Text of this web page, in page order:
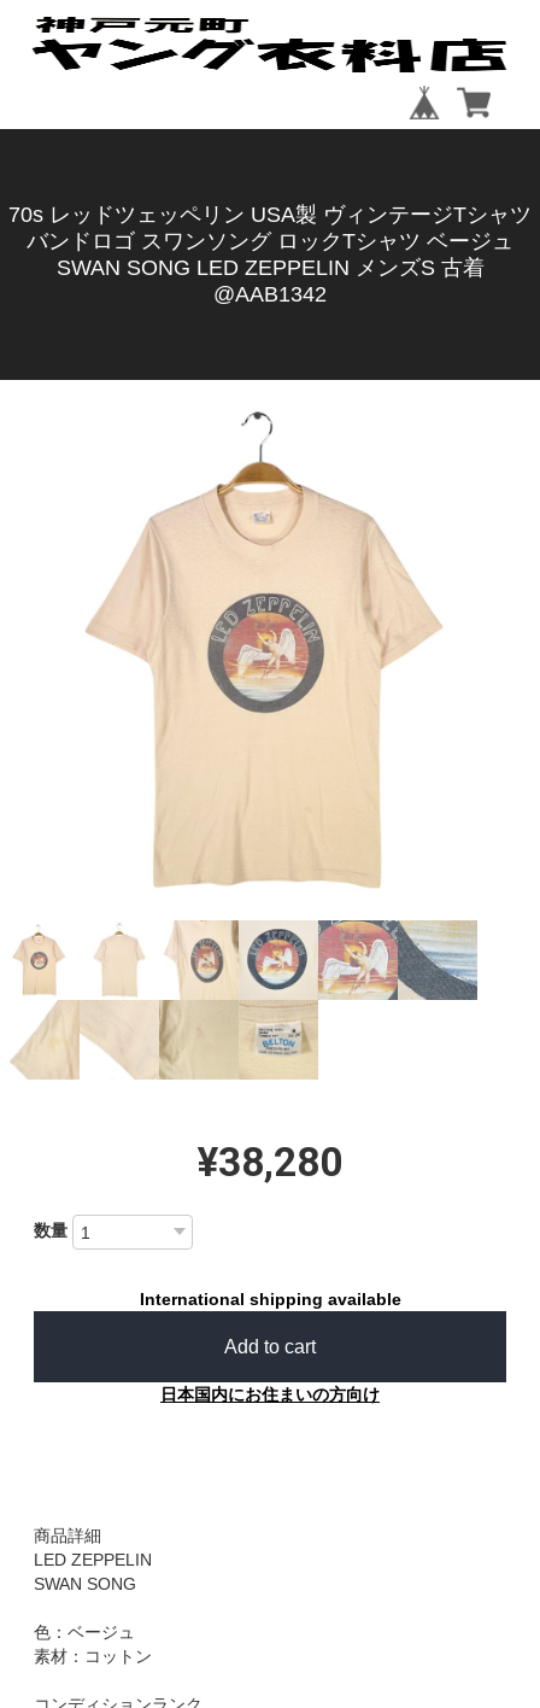
70s レッドツェッペリン USA製 ヴィンテージTシャツ
バンドロゴ スワンソング ロックTシャツ ベージュ
SWAN SONG LED ZEPPELIN メンズS 古着
@AAB1342
¥38,280
数量
International shipping available
Add to cart
日本国内にお住まいの方向け
商品詳細
LED ZEPPELIN
SWAN SONG
色：ベージュ
素材：コットン